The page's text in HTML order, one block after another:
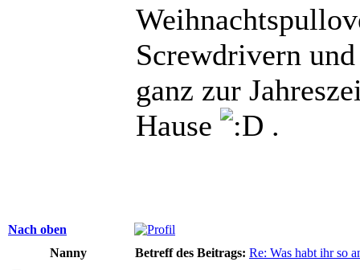
Screwdrivern
ganz zur
Hause
.
Nach oben
Nanny
Betreff des Beitrags: Re: Was habt ihr so